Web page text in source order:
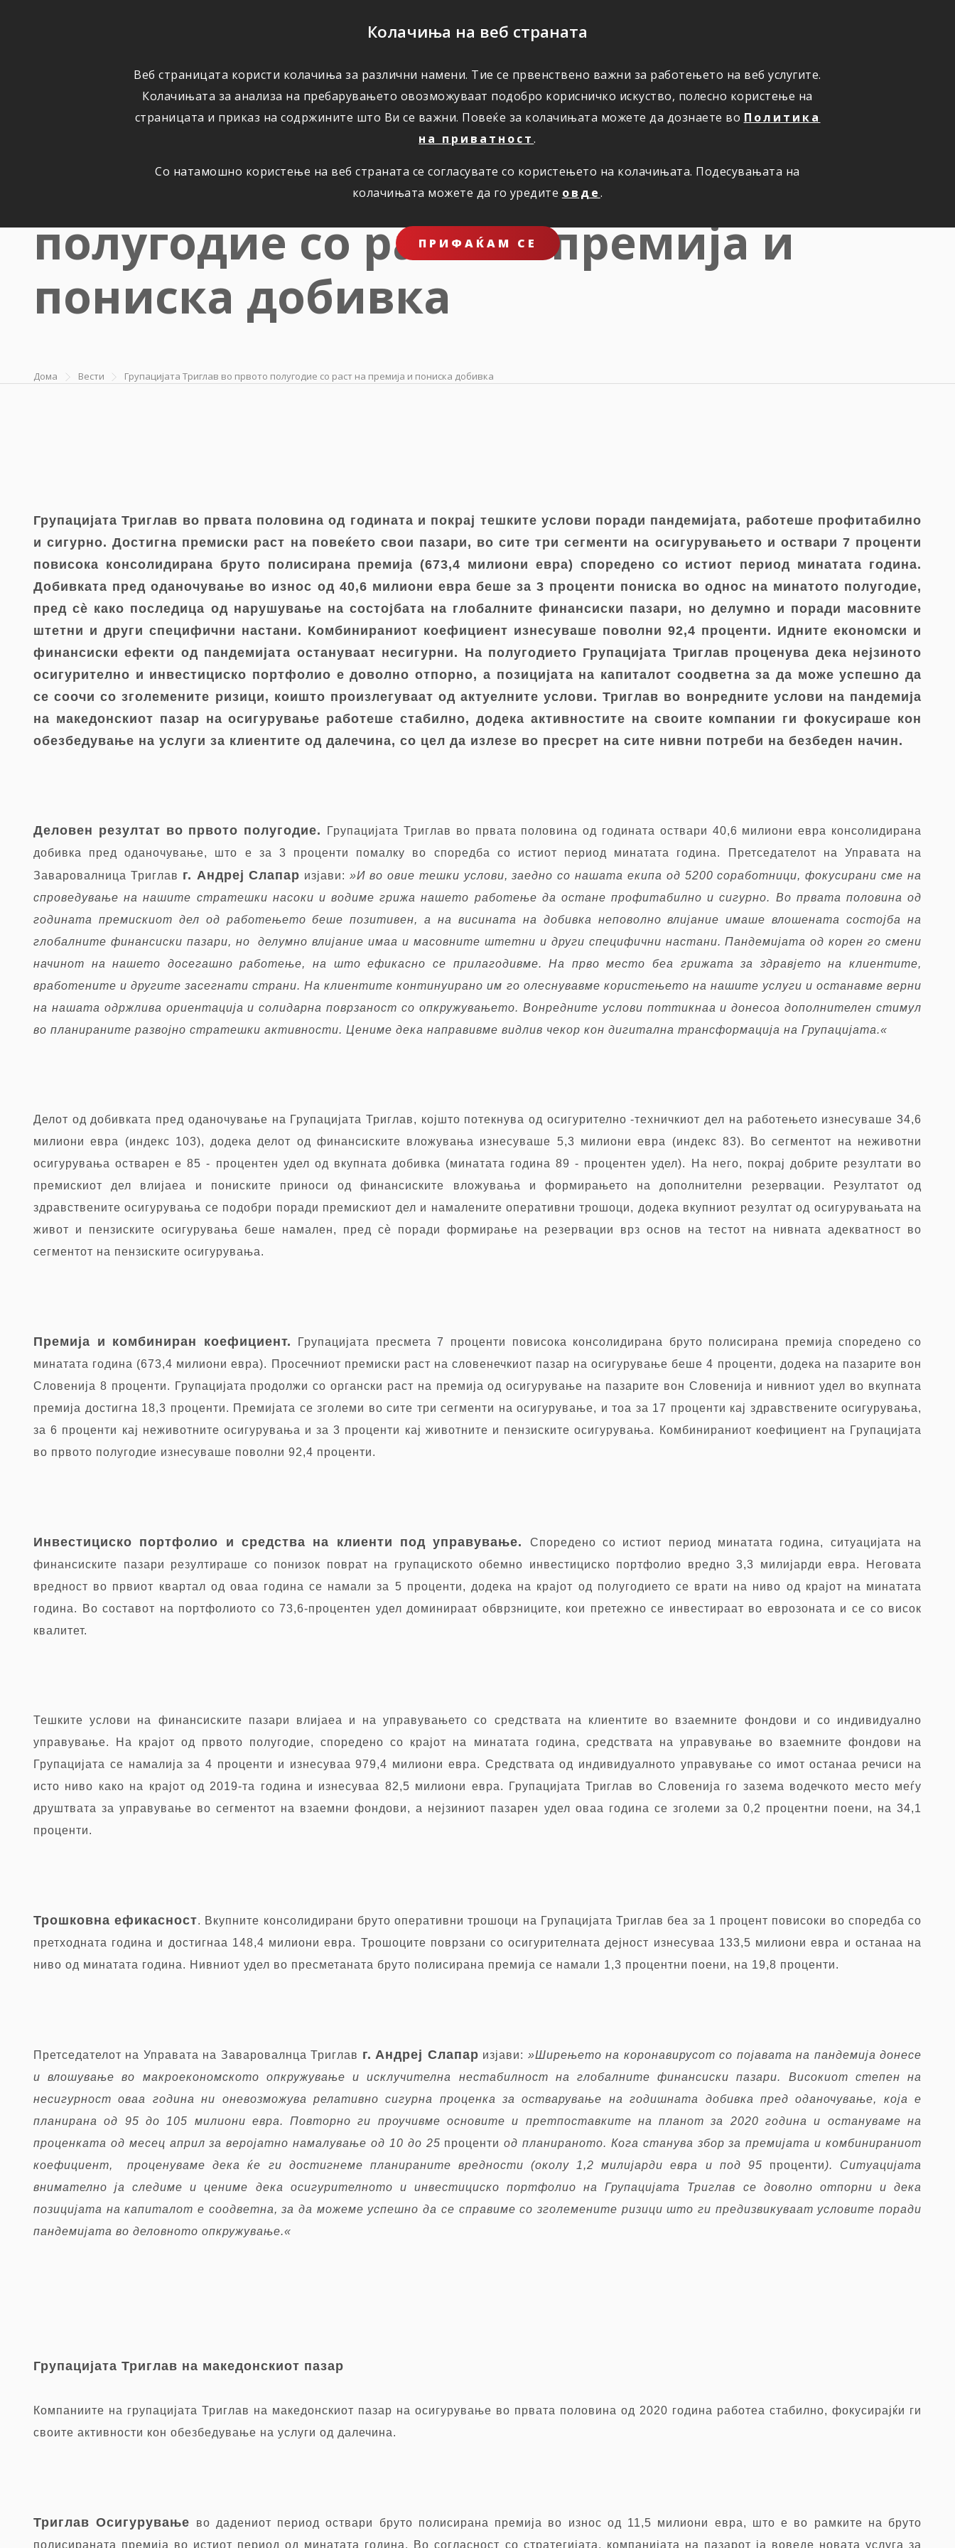
Колачиња на веб страната
Веб страницата користи колачиња за различни намени. Тие се првенствено важни за работењето на веб услугите.
Колачињата за анализа на пребарувањето овозможуваат подобро корисничко искуство, полесно користење на
страницата и приказ на содржините што Ви се важни. Повеќе за колачињата можете да дознаете во Политика
на приватност.
Со натамошно користење на веб страната се согласувате со користењето на колачињата. Подесувањата на
колачињата можете да го уредите овде.
ПРИФАЌАМ СЕ
Групацијата Триглав во првото
полугодие со раст на премија и
пониска добивка
Дома Вести Групацијата Триглав во првото полугодие со раст на премија и пониска добивка
Групацијата Триглав во првата половина од годината и покрај тешките услови поради пандемијата, работеше профитабилно
и сигурно. Достигна премиски раст на повеќето свои пазари, во сите три сегменти на осигурувањето и оствари 7 проценти
повисока консолидирана бруто полисирана премија (673,4 милиони евра) споредено со истиот период минатата година.
Добивката пред оданочување во износ од 40,6 милиони евра беше за 3 проценти пониска во однос на минатото полугодие,
пред сè како последица од нарушување на состојбата на глобалните финансиски пазари, но делумно и поради масовните
штетни и други специфични настани. Комбинираниот коефициент изнесуваше поволни 92,4 проценти. Идните економски и
финансиски ефекти од пандемијата остануваат несигурни. На полугодието Групацијата Триглав проценува дека нејзиното
осигурително и инвестициско портфолио е доволно отпорно, а позицијата на капиталот соодветна за да може успешно да
се соочи со зголемените ризици, коишто произлегуваат од актуелните услови. Триглав во вонредните услови на пандемија
на македонскиот пазар на осигурување работеше стабилно, додека активностите на своите компании ги фокусираше кон
обезбедување на услуги за клиентите од далечина, со цел да излезе во пресрет на сите нивни потреби на безбеден начин.
Деловен резултат во првото полугодие.
Групацијата Триглав во првата половина од годината оствари 40,6 милиони евра консолидирана
добивка пред оданочување, што е за 3 проценти помалку во споредба со истиот период минатата година. Претседателот на Управата на
Заваровалница Триглав г. Андреј Слапар изјави: »И во овие тешки услови, заедно со нашата екипа од 5200 соработници, фокусирани сме на
спроведување на нашите стратешки насоки и водиме грижа нашето работење да остане профитабилно и сигурно. Во првата половина од
годината премискиот дел од работењето беше позитивен, а на висината на добивка неповолно влијание имаше влошената состојба на
глобалните финансиски пазари, но делумно влијание имаа и масовните штетни и други специфични настани. Пандемијата од корен го смени
начинот на нашето досегашно работење, на што ефикасно се прилагодивме. На прво место беа грижата за здравјето на клиентите,
вработените и другите засегнати страни. На клиентите континуирано им го олеснувавме користењето на нашите услуги и останавме верни
на нашата одржлива ориентација и солидарна поврзаност со опкружувањето. Вонредните услови поттикнаа и донесоа дополнителен стимул
во планираните развојно стратешки активности. Цениме дека направивме видлив чекор кон дигитална трансформација на Групацијата.«
Делот од добивката пред оданочување на Групацијата Триглав, којшто потекнува од осигурително -техничкиот дел на работењето изнесуваше 34,6
милиони евра (индекс 103), додека делот од финансиските вложувања изнесуваше 5,3 милиони евра (индекс 83). Во сегментот на неживотни
осигурувања остварен е 85 - процентен удел од вкупната добивка (минатата година 89- процентен удел). На него, покрај добрите резултати во
премискиот дел влијаеа и пониските приноси од финансиските вложувања и формирањето на дополнителни резервации. Резултатот од
здравствените осигурувања се подобри поради премискиот дел и намалените оперативни трошоци, додека вкупниот резултат од осигурувањата на
живот и пензиските осигурувања беше намален, пред сè поради формирање на резервации врз основ на тестот на нивната адекватност во
сегментот на пензиските осигурувања.
Премија и комбиниран коефициент.
Групацијата пресмета 7 проценти повисока консолидирана бруто полисирана премија споредено со
минатата година (673,4 милиони евра). Просечниот премиски раст на словенечкиот пазар на осигурување беше 4 проценти, додека на пазарите вон
Словенија 8 проценти. Групацијата продолжи со органски раст на премија од осигурување на пазарите вон Словенија и нивниот удел во вкупната
премија достигна 18,3 проценти. Премијата се зголеми во сите три сегменти на осигурување, и тоа за 17 проценти кај здравствените осигурувања,
за 6 проценти кај неживотните осигурувања и за 3 проценти кај животните и пензиските осигурувања. Комбинираниот коефициент на Групацијата
во првото полугодие изнесуваше поволни 92,4 проценти.
Инвестициско портфолио и средства на клиенти под управување.
Споредено со истиот период минатата година, ситуацијата на
финансиските пазари резултираше со понизок поврат на групациското обемно инвестициско портфолио вредно 3,3 милијарди евра. Неговата
вредност во првиот квартал од оваа година се намали за 5 проценти, додека на крајот од полугодието се врати на ниво од крајот на минатата
година. Во составот на портфолиото со 73,6-процентен удел доминираат обврзниците, кои претежно се инвестираат во еврозоната и се со висок
квалитет.
Тешките услови на финансиските пазари влијаеа и на управувањето со средствата на клиентите во взаемните фондови и со индивидуално
управување. На крајот од првото полугодие, споредено со крајот на минатата година, средствата на управување во взаемните фондови на
Групацијата се намалија за 4 проценти и изнесуваа 979,4 милиони евра. Средствата од индивидуалното управување со имот останаа речиси на
исто ниво како на крајот од 2019-та година и изнесуваа 82,5 милиони евра. Групацијата Триглав во Словенија го зазема водечкото место меѓу
друштвата за управување во сегментот на взаемни фондови, а нејзиниот пазарен удел оваа година се зголеми за 0,2 процентни поени, на 34,1
проценти.
Трошковна ефикасност. Вкупните консолидирани бруто оперативни трошоци на Групацијата Триглав беа за 1 процент повисоки во споредба со
претходната година и достигнаа 148,4 милиони евра. Трошоците поврзани со осигурителната дејност изнесуваа 133,5 милиони евра и останаа на
ниво од минатата година. Нивниот удел во пресметаната бруто полисирана премија се намали 1,3 процентни поени, на 19,8 проценти.
Претседателот на Управата на Заваровалнца Триглав г. Андреј Слапар изјави: »Ширењето на коронавирусот со појавата на пандемија донесе
и влошување во макроекономското опкружување и исклучителна нестабилност на глобалните финансиски пазари. Високиот степен на
несигурност оваа година ни оневозможува релативно сигурна проценка за остварување на годишната добивка пред оданочување, која е
планирана од 95 до 105 милиони евра. Повторно ги проучивме основите и претпоставките на планот за 2020 година и остануваме на
проценката од месец април за веројатно намалување од 10 до 25 процентиод планираното. Кога станува збор за премијата и комбинираниот
коефициент, проценуваме дека ќе ги достигнеме планираните вредности (околу 1,2 милијарди евра и под 95 проценти). Ситуацијата
внимателно ја следиме и цениме дека осигурителното и инвестициско портфолио на Групацијата Триглав се доволно отпорни и дека
позицијата на капиталот е соодветна, за да можеме успешно да се справиме со зголемените ризици што ги предизвикуваат условите поради
пандемијата во деловното опкружување.«
Групацијата Триглав на македонскиот пазар
Компаниите на групацијата Триглав на македонскиот пазар на осигурување во првата половина од 2020 година работеа стабилно, фокусирајќи ги
своите активности кон обезбедување на услуги од далечина.
Триглав Осигурување во дадениот период оствари бруто полисирана премија во износ од 11,5 милиони евра, што е во рамките на бруто
полисираната премија во истиот период од минатата година. Во согласност со стратегијата, компанијата на пазарот ја воведе новата услуга за